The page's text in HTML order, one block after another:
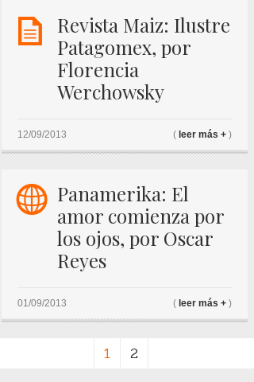
K
Revista Maiz: Ilustre
Patagomex, por
Florencia
Werchowsky
12/09/2013 ( leer más + )
w Panamerika: El
amor comienza por
los ojos, por Oscar
Reyes
01/09/2013 ( leer más + )
1 2